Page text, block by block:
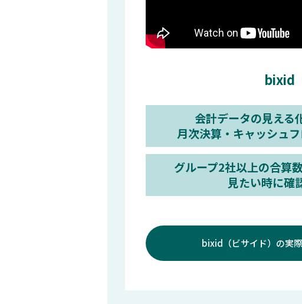
bixid
会計データの見える
月次決算・キャッシュ
グループ2社以上の合算
見たい時に確
bixid（ビサイド）の実